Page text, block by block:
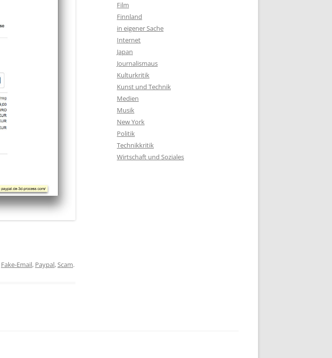
Fake-Email, Paypal,Scam.
Film
Finnland
in eigener Sache
Internet
Japan
Journalismaus
Kulturkritik
Kunst und Technik
Medien
Musik
New York
Politik
Technikkritik
Wirtschaft und Soziales